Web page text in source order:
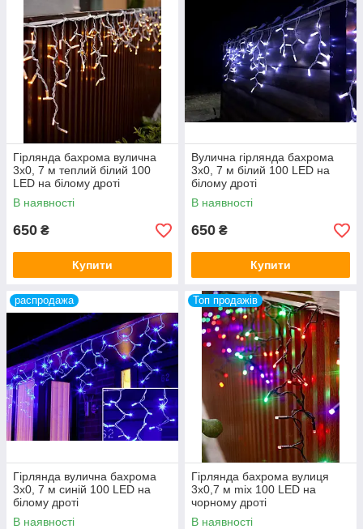
освещение дома так, чтобы в нем было приятно находиться
и хотелось возвращаться.
Гірлянда бахрома вулична
3x0, 7 м теплий білий 100
LED на білому дроті
В наявності
650 ₴
Купити
Вулична гірлянда бахрома
3x0, 7 м білий 100 LED на
білому дроті
В наявності
650 ₴
Купити
распродажа
Гірлянда вулична бахрома
3x0, 7 м синій 100 LED на
білому дроті
В наявності
Топ продажів
Гірлянда бахрома вулиця
3x0,7 м mix 100 LED на
чорному дроті
В наявності